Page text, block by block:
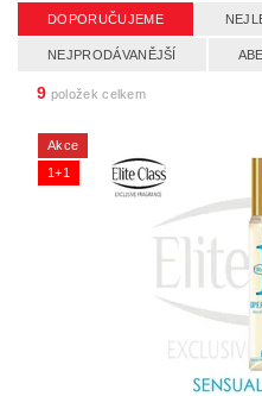
DOPORUČUJEME
NEJPRODÁVANĚJŠÍ
9 položek celkem
Akce
1+1